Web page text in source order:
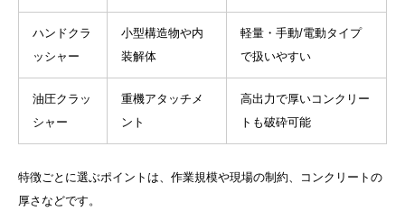
ハンドクラ
ッシャー
小型構造物や内
装解体
軽量・手動/電動タイプ
で扱いやすい
油圧クラッ
シャー
重機アタッチメ
ント
高出力で厚いコンクリー
トも破砕可能
特徴ごとに選ぶポイントは、作業規模や現場の制約、コンクリートの
厚さなどです。